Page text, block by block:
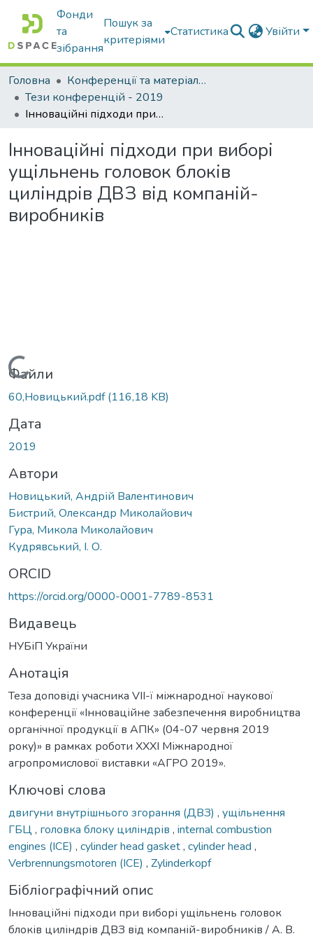
Фонди
та
зібрання
Пошук за
критеріями
Статистика Увійти
Головна
Конференції та матеріали конференцій
Тези конференцій - 2019
Інноваційні підходи при виборі ущільнень головок блоків циліндрів ДВЗ від компаній-виробників
Інноваційні підходи при виборі
ущільнень головок блоків
циліндрів ДВЗ від компаній-
виробників
Вантажиться...
Файли
60,Новицький.pdf(116,18 KB)
Дата
2019
Автори
Новицький, Андрій Валентинович
Бистрий, Олександр Миколайович
Гура, Микола Миколайович
Кудрявський, І. О.
ORCID
https://orcid.org/0000-0001-7789-8531
Видавець
НУБіП України
Анотація
Теза доповіді учасника VІІ-ї міжнародної наукової
конференції «Інноваційне забезпечення виробництва
органічної продукції в АПК» (04-07 червня 2019
року)» в рамках роботи XXXI Міжнародної
агропромислової виставки «АГРО 2019».
Ключові слова
двигуни внутрішнього згорання (ДВЗ) , ущільнення
ГБЦ , головка блоку циліндрів , internal combustion
engines (ICE) , cylinder head gasket, cylinder head ,
Verbrennungsmotoren (ICE) , Zylinderkopf
Бібліографічний опис
Інноваційні підходи при виборі ущільнень головок
блоків циліндрів ДВЗ від компаній-виробників / А. В.